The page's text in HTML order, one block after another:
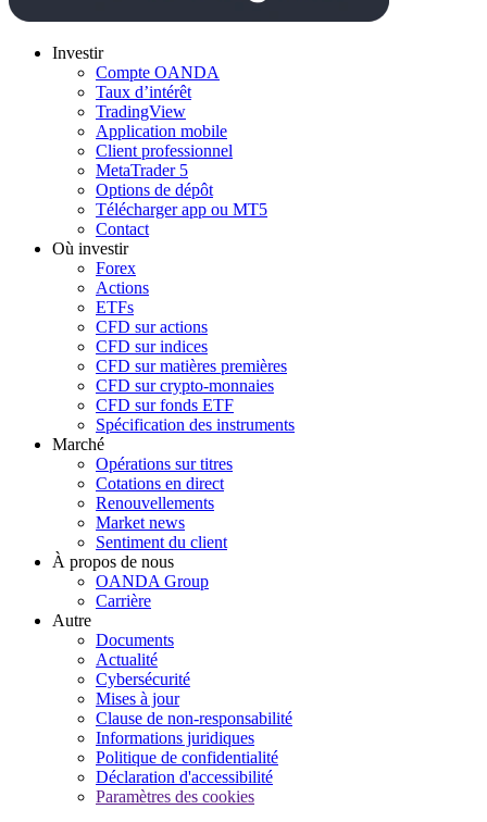
Investir
Compte OANDA
Taux d’intérêt
TradingView
Application mobile
Client professionnel
MetaTrader 5
Options de dépôt
Télécharger app ou MT5
Contact
Où investir
Forex
Actions
ETFs
CFD sur actions
CFD sur indices
CFD sur matières premières
CFD sur crypto-monnaies
CFD sur fonds ETF
Spécification des instruments
Marché
Opérations sur titres
Cotations en direct
Renouvellements
Market news
Sentiment du client
À propos de nous
OANDA Group
Carrière
Autre
Documents
Actualité
Cybersécurité
Mises à jour
Clause de non-responsabilité
Informations juridiques
Politique de confidentialité
Déclaration d'accessibilité
Paramètres des cookies